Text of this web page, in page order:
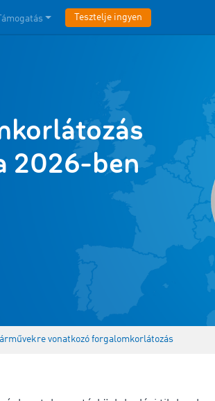
Tesztelje ingyen
2026-ben
vonatkozó forgalomkorlátozás